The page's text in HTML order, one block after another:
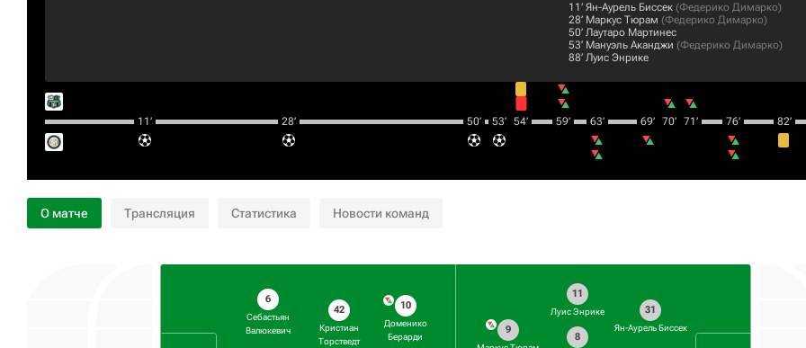
11‎’‎ Ян-Аурель Биссек (Федерико Димарко)
28‎’‎ Маркус Тюрам (Федерико Димарко)
50‎’‎ Лаутаро Мартинес
53‎’‎ Мануэль Аканджи (Федерико Димарко)
88‎’‎ Луис Энрике
11‎’‎ 28‎’‎ 50‎’‎ 53‎’‎ 54‎’‎ 59‎’‎ 63‎’‎ 69‎’‎ 70‎’‎ 71‎’‎ 76‎’‎ 82‎’‎
О матче Трансляция Статистика Новости команд
6
Себастьян
Валюкевич
42
Кристиан
Торстведт
10
Доменико
Берарди
31
Ян-Аурель Биссек
11
Луис Энрике
8
9